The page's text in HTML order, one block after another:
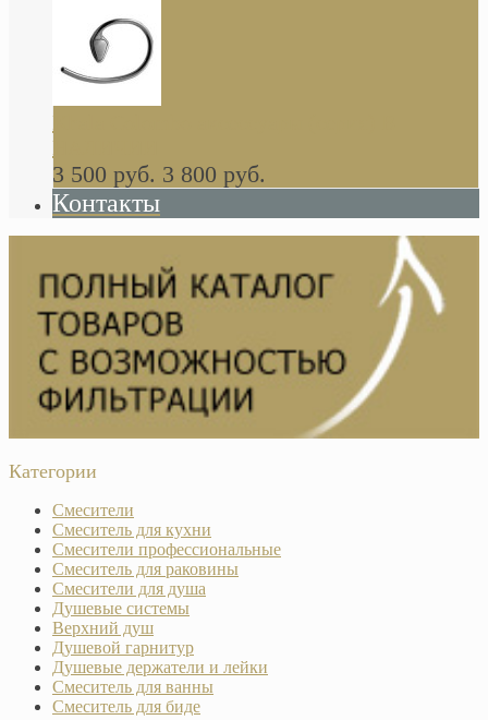
Khala Colombo аксессуары (серия) В
НАЛИЧИИ
3 500 руб. 3 800 руб.
Контакты
Категории
Смесители
Смеситель для кухни
Смесители профессиональные
Смеситель для раковины
Смесители для душа
Душевые системы
Верхний душ
Душевой гарнитур
Душевые держатели и лейки
Смеситель для ванны
Смеситель для биде